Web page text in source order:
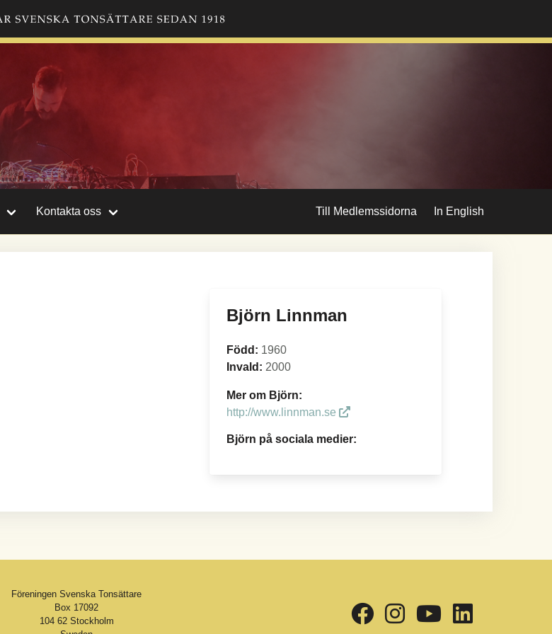
Kontakta oss Till Medlemssidorna In English
Björn Linnman
Född: 1960
Invald: 2000
Mer om Björn:
http://www.linnman.se
Björn på sociala medier:
Föreningen Svenska Tonsättare
Box 17092
104 62 Stockholm